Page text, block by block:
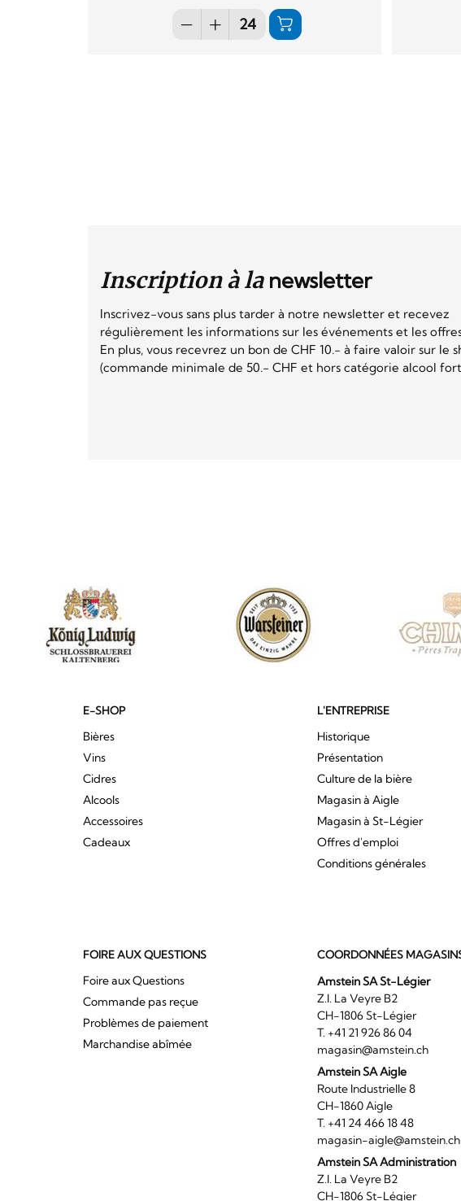
Inscription à lanewsletter
Inscrivez-vous sans plus tarder à notre newsletter et recevez
régulièrement les informations sur les événements et les
En plus, vous recevrez un bon de CHF 10.- à faire valoir sur le
(commande minimale de 50.- CHF et hors catégorie alcool
E-SHOP
Bières
Vins
Cidres
Alcools
Accessoires
Cadeaux
L'ENTREPRISE
Historique
Présentation
Culture de la bière
Magasin à Aigle
Magasin à St-Légier
Offres d'emploi
Conditions générales
FOIRE AUX QUESTIONS
Foire aux Questions
Commande pas reçue
Problèmes de paiement
Marchandise abîmée
COORDONNÉES
Amstein SA St-Légier
Z.I. La Veyre B2
CH-1806 St-Légier
T. +41 21 926 86 04
magasin@amstein.ch
Amstein SA Aigle
Route Industrielle 8
CH-1860 Aigle
T. +41 24 466 18 48
magasin-aigle@amstein.ch
Amstein SA Administration
Z.I. La Veyre B2
CH-1806 St-Légier